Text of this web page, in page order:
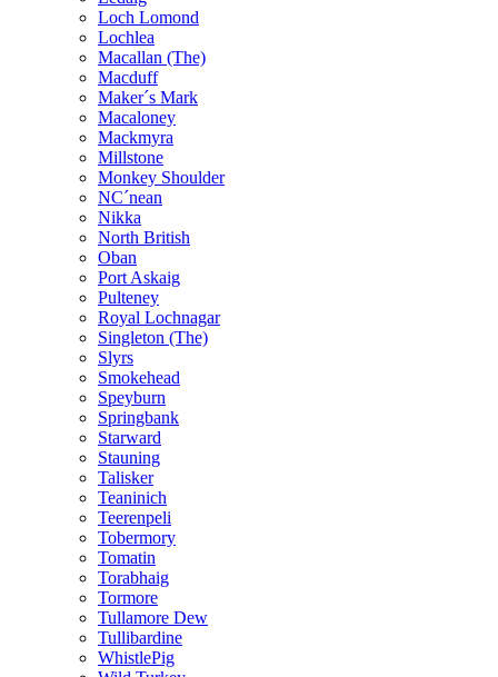
Loch Lomond
Lochlea
Macallan (The)
Macduff
Maker´s Mark
Macaloney
Mackmyra
Millstone
Monkey Shoulder
NC´nean
Nikka
North British
Oban
Port Askaig
Pulteney
Royal Lochnagar
Singleton (The)
Slyrs
Smokehead
Speyburn
Springbank
Starward
Stauning
Talisker
Teaninich
Teerenpeli
Tobermory
Tomatin
Torabhaig
Tormore
Tullamore Dew
Tullibardine
WhistlePig